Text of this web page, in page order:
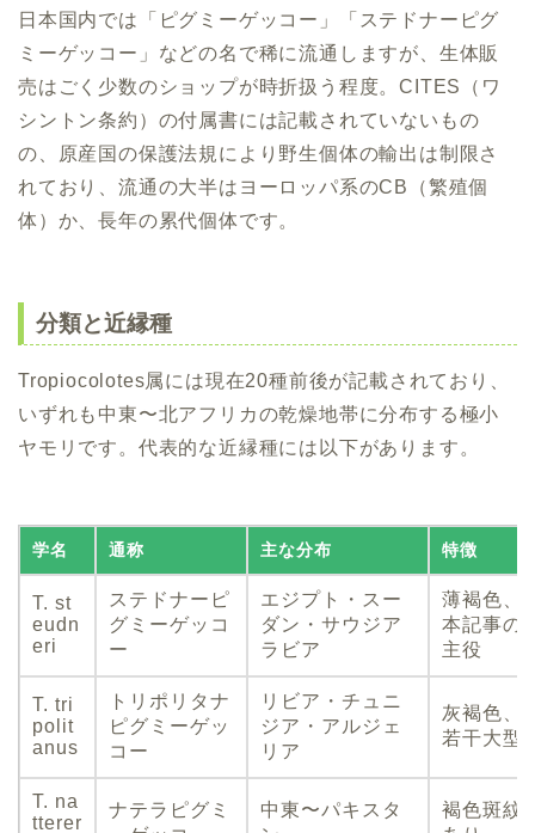
日本国内では「ピグミーゲッコー」「ステドナーピグ
ミーゲッコー」などの名で稀に流通しますが、生体販
売はごく少数のショップが時折扱う程度。CITES（ワ
シントン条約）の付属書には記載されていないもの
の、原産国の保護法規により野生個体の輸出は制限さ
れており、流通の大半はヨーロッパ系のCB（繁殖個
体）か、長年の累代個体です。
分類と近縁種
Tropiocolotes属には現在20種前後が記載されており、
いずれも中東〜北アフリカの乾燥地帯に分布する極小
ヤモリです。代表的な近縁種には以下があります。
学名 通称 主な分布 特徴
T. st
eudn
eri
ステドナーピ
グミーゲッコ
ー
エジプト・スー
ダン・サウジア
ラビア
薄褐色、
本記事の
主役
T. tri
polit
anus
トリポリタナ
ピグミーゲッ
コー
リビア・チュニ
ジア・アルジェ
リア
灰褐色、
若干大型
T. na
tterer
ナテラピグミ
中東〜パキスタ
褐色斑紋